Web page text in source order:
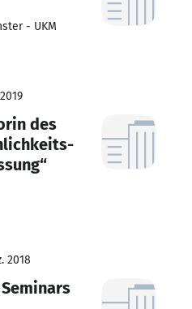
- UKM
des
2018